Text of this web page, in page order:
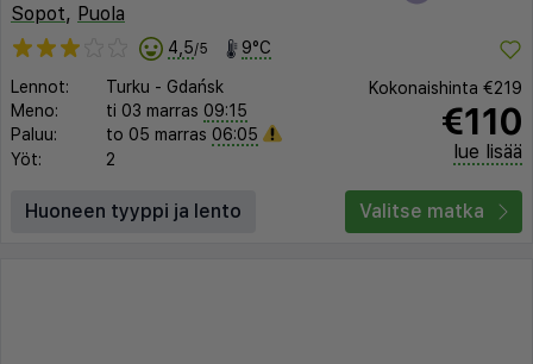
Sopot, Puola
4,5/5 9°C
Lennot: Turku - Gdańsk
Meno:
ti 03 marras 09:15
Paluu:
to 05 marras 06:05
Yöt:
2
Kokonaishinta €219
€110
lue lisää
Huoneen tyyppi ja lento Valitse matka